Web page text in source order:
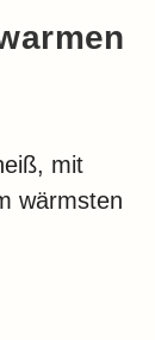
mit
wärmsten